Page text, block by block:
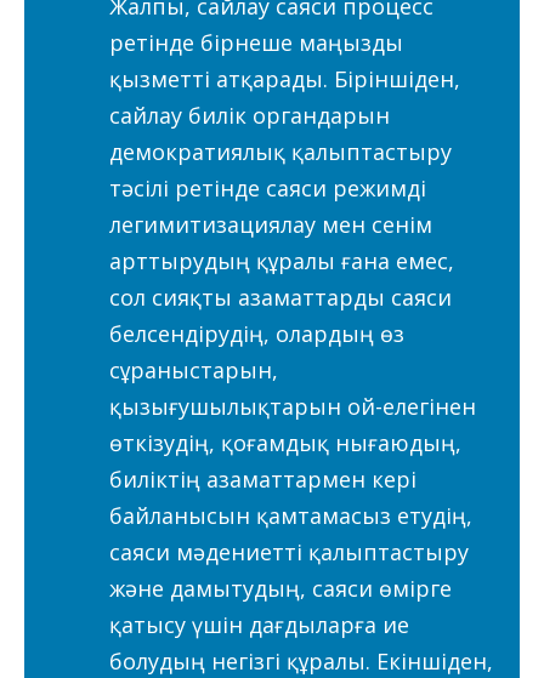
Жалпы, сайлау саяси процесс
ретінде бірнеше маңызды
қызметті атқарады. Біріншіден,
сайлау билік органдарын
демократиялық қалыптастыру
тәсілі ретінде саяси режимді
легимитизациялау мен сенім
арттырудың құралы ғана емес,
сол сияқты азаматтарды саяси
белсендірудің, олардың өз
сұраныстарын,
қызығушылықтарын ой-елегінен
өткізудің, қоғамдық нығаюдың,
биліктің азаматтармен кері
байланысын қамтамасыз етудің,
саяси мәдениетті қалыптастыру
және дамытудың, саяси өмірге
қатысу үшін дағдыларға ие
болудың негізгі құралы. Екіншіден,